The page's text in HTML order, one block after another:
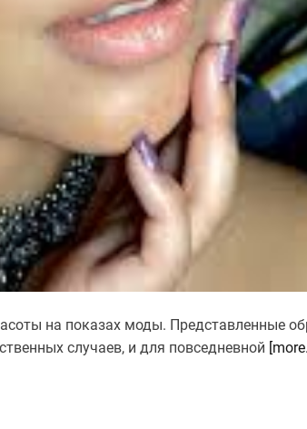
на показах моды. Представленные
случаев, и для повседневной